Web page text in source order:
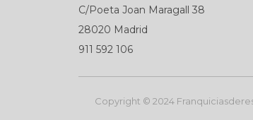
C/Poeta Joan Maragall 38
28020 Madrid
911 592 106
Copyright © 2024